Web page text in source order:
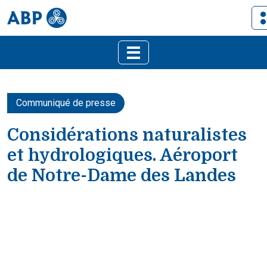
Communiqué de presse
Considérations naturalistes
et hydrologiques. Aéroport
de Notre-Dame des Landes